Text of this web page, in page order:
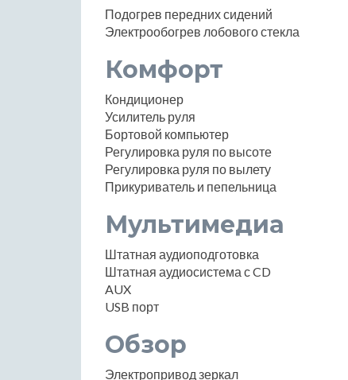
Подогрев передних сидений
Электрообогрев лобового стекла
Комфорт
Кондиционер
Усилитель руля
Бортовой компьютер
Регулировка руля по высоте
Регулировка руля по вылету
Прикуриватель и пепельница
Мультимедиа
Штатная аудиоподготовка
Штатная аудиосистема с CD
AUX
USB порт
Обзор
Электропривод зеркал